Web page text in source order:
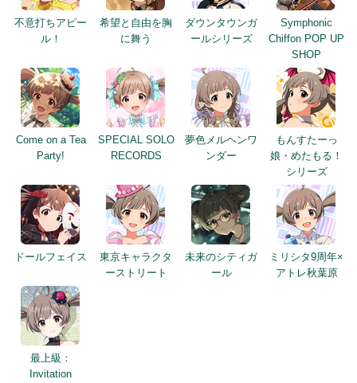
不意打ちアピー
ル！
希望と自由を胸
に舞う
ダウンタウンガ
ールシリーズ
Symphonic
Chiffon POP UP
SHOP
Come on a Tea
Party!
SPECIAL SOLO
RECORDS
夢色メルヘンワ
ンダー
もんすたーっ
娘・めたもる！
シリーズ
ドールフェイス
東京キャラクタ
ーストリート
未来のシティガ
ール
ミリシタ9周年×
アトレ秋葉原
最上級：
Invitation